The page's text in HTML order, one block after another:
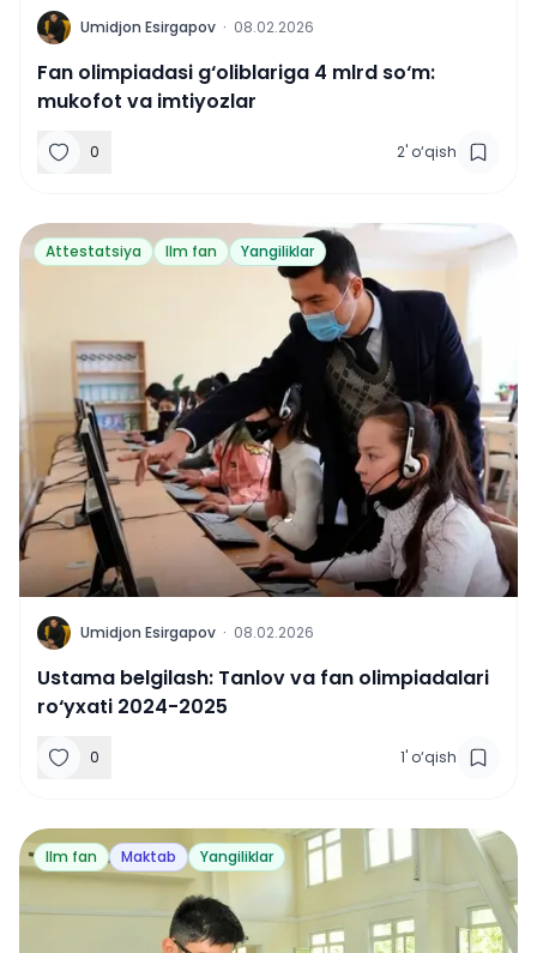
U Umidjon Esirgapov · 08.02.2026
Fan olimpiadasi g‘oliblariga 4 mlrd so‘m:
mukofot va imtiyozlar
0 2' o‘qish
Attestatsiya Ilm fan Yangiliklar
U Umidjon Esirgapov · 08.02.2026
Ustama belgilash: Tanlov va fan olimpiadalari
ro‘yxati 2024-2025
0 1' o‘qish
Ilm fan Maktab Yangiliklar